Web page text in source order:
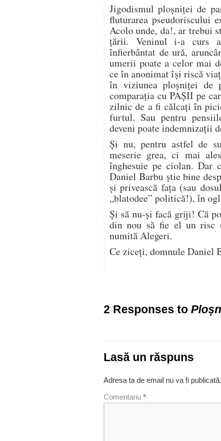
Jigodismul ploșniței de
fluturarea pseudoriscului
Acolo unde, da!, ar trebui
țării. Veninul i-a curs
înfierbântat de ură,
umerii poate a celor mai
ce în anonimat își riscă
în viziunea ploșniței de
comparația cu PAȘII pe
zilnic de a fi călcați în
furtul. Sau pentru
deveni poate indemnizații
Și nu, pentru astfel de
meserie grea, ci mai
înghesuie pe ciolan. Dar
Daniel Barbu știe bine
și privească fața (sau
„blatodee” politică!), în
Și să nu-și facă griji! Că
din nou să fie el un risc
numită Alegeri.
Ce ziceți, domnule Daniel
2 Responses to
Lasă un răspuns
Adresa ta de email nu va fi publicată.
Comentariu *